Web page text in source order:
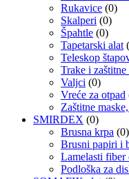
Rukavice (0)
Skalperi (0)
Špahtle (0)
Tapetarski alat
Teleskop
Trake i
Valjci (0)
Vreće za otpad
Zaštitne
SMIRDEX (0)
Brusna krpa (0)
Brusni papiri i
Lamelasti fiber
Podloška za